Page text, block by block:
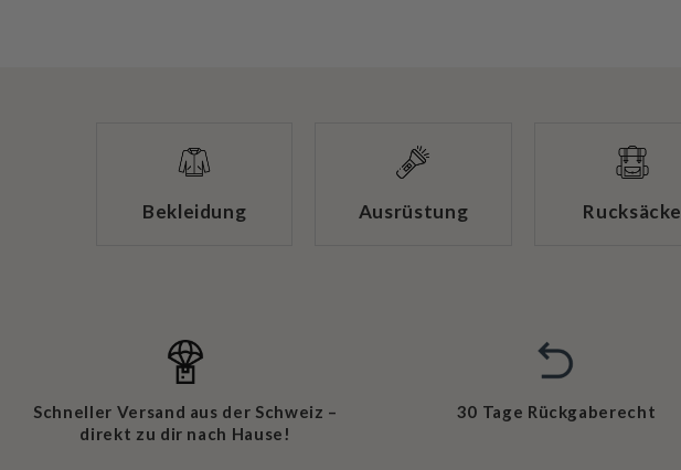
Bekleidung Ausrüstung Rucksäcke
Schneller Versand aus der Schweiz –
direkt zu dir nach Hause!
30 Tage Rückgaberecht